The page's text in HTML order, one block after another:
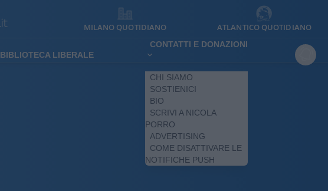
MILANO QUOTIDIANO ATLANTICO QUOTIDIANO
BIBLIOTECA LIBERALE
CONTATTI E DONAZIONI
CHI SIAMO
SOSTIENICI
BIO
SCRIVI A NICOLA
PORRO
ADVERTISING
COME DISATTIVARE LE
NOTIFICHE PUSH